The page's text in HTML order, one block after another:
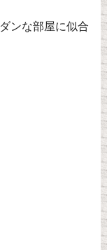
ンな部屋に似合